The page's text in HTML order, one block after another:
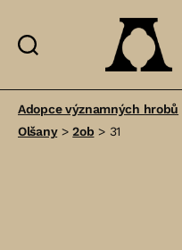
Adopce významných hrobů
Olšany>2ob > 31